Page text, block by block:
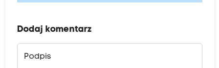
Dodaj komentarz
Podpis